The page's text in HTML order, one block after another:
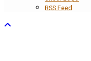
RSS Feed